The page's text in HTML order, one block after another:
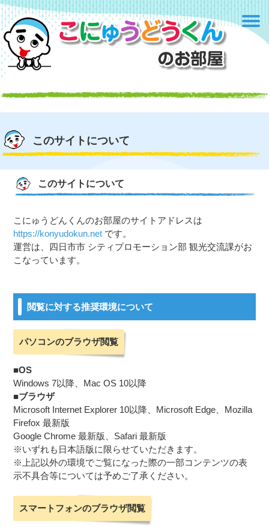
このサイトについて
このサイトについて
こにゅうどんくんのお部屋のサイトアドレスは
https://konyudokun.net です。
運営は、四日市市 シティプロモーション部 観光交流課がお
こなっています。
閲覧に対する推奨環境について
パソコンのブラウザ閲覧
■OS
Windows 7以降、Mac OS 10以降
■ブラウザ
Microsoft Internet Explorer 10以降、Microsoft Edge、Mozilla
Firefox 最新版
Google Chrome 最新版、Safari 最新版
※いずれも日本語版に限らせていただきます。
※上記以外の環境でご覧になった際の一部コンテンツの表
示不具合等については予めご了承ください。
スマートフォンのブラウザ閲覧